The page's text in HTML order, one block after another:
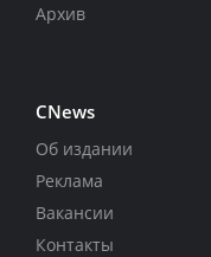
Архив
CNews
Об издании
Реклама
Вакансии
Контакты